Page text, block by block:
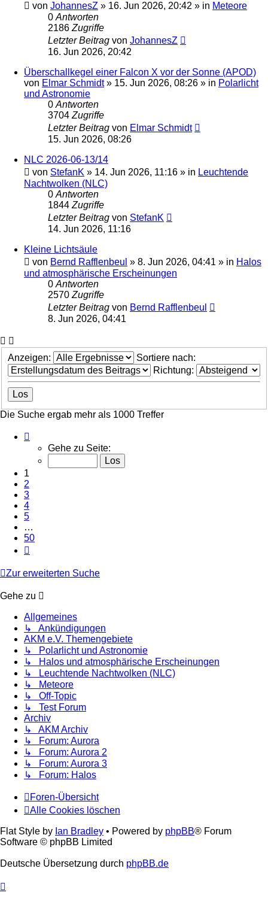
von JohannesZ » 16. Jun 2026, 20:42 » in Meteore
0 Antworten
2186 Zugriffe
Letzter Beitrag von JohannesZ
16. Jun 2026, 20:42
Überschallkegel einer Falcon X vor der Sonne (APOD)
von Elmar Schmidt» 15. Jun 2026, 08:26 » in Polarlicht
und Astronomie
0 Antworten
3704 Zugriffe
Letzter Beitrag von Elmar Schmidt
15. Jun 2026, 08:26
NLC 2026-06-13/14
von StefanK » 14. Jun 2026, 11:16 » in Leuchtende
Nachtwolken (NLC)
0 Antworten
1844 Zugriffe
Letzter Beitrag von StefanK
14. Jun 2026, 11:16
Kleine Lichtsäule
von Bernd Rafflenbeul » 8. Jun 2026, 04:41 » in Halos
und atmosphärische Erscheinungen
0 Antworten
2570 Zugriffe
Letzter Beitrag von Bernd Rafflenbeul
8. Jun 2026, 04:41
Anzeigen:
Sortiere nach:
Richtung:
Die Suche ergab mehr als 1000 Treffer
50
Gehe zu Seite:
1
2
3
4
5
…
50
Zur erweiterten Suche
Gehe zu
Allgemeines
↳ Ankündigungen
AKM e.V. Themengebiete
↳ Polarlicht und Astronomie
↳ Halos und atmosphärische Erscheinungen
↳ Leuchtende Nachtwolken (NLC)
↳ Meteore
↳ Off-Topic
↳ Test Forum
Archiv
↳ AKM Archiv
↳ Forum: Aurora
↳ Forum: Aurora 2
↳ Forum: Aurora 3
↳ Forum: Halos
Foren-Übersicht
Alle Cookies löschen
Flat Style by Ian Bradley • Powered by phpBB® Forum
Software © phpBB Limited
Deutsche Übersetzung durch phpBB.de